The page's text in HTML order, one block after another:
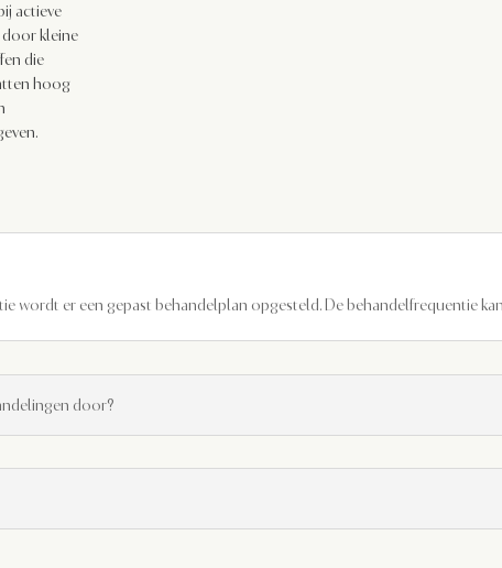
actieve
kleine
die
hoog
wordt er een gepast behandelplan opgesteld. De behandelfrequentie kan
door?